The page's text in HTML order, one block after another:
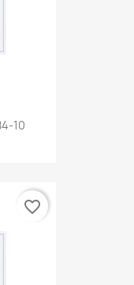
10
favorite_border